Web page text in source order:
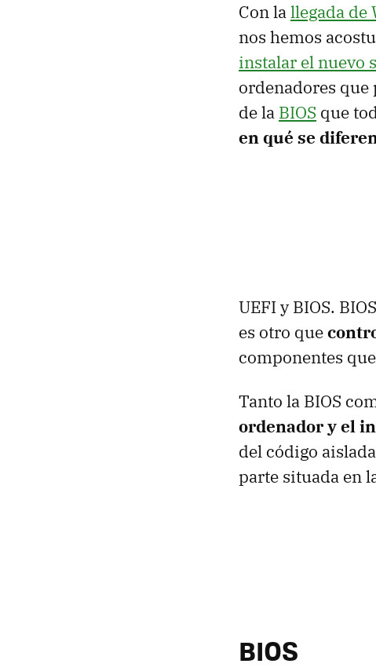
Con lallegada de
nos hemos
instalar el nuevo
ordenadores que
de la BIOS que
en qué se
UEFI y BIOS.
es otro que
componentes
Tanto la BIOS
ordenador y el
del código
parte situada en
BIOS